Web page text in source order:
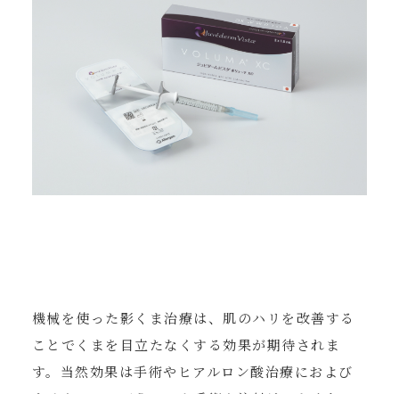
機械を使った影くま治療は、肌のハリを改善する
ことでくまを目立たなくする効果が期待されま
す。当然効果は手術やヒアルロン酸治療におよび